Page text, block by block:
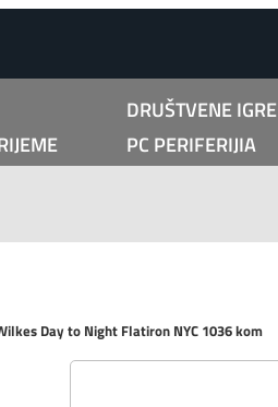
DRUŠTVENE IGRE
PC PERIFERIJIA
Day to Night Flatiron NYC 1036 kom